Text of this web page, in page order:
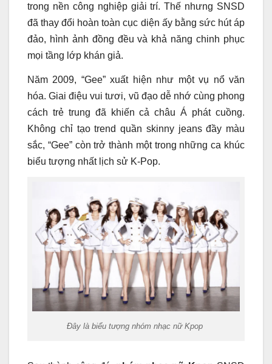
trong nền công nghiệp giải trí. Thế nhưng SNSD
đã thay đổi hoàn toàn cục diện ấy bằng sức hút áp
đảo, hình ảnh đồng đều và khả năng chinh phục
mọi tầng lớp khán giả.
Năm 2009, “Gee” xuất hiện như một vụ nổ văn
hóa. Giai điệu vui tươi, vũ đạo dễ nhớ cùng phong
cách trẻ trung đã khiến cả châu Á phát cuồng.
Không chỉ tạo trend quần skinny jeans đầy màu
sắc, “Gee” còn trở thành một trong những ca khúc
biểu tượng nhất lịch sử K-Pop.
Đây là biểu tượng nhóm nhạc nữ Kpop